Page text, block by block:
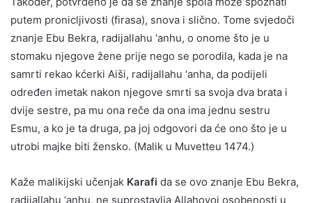
putem pronicljivosti (firasa), snova i slično. Tome svjedoči
znanje Ebu Bekra, radijallahu ‘anhu, o onome što je u
stomaku njegove žene prije nego se porodila, kada je na
samrti rekao kćerki Aiši, radijallahu ‘anha, da podijeli
određen imetak nakon njegove smrti sa svoja dva brata i
dvije sestre, pa mu ona reče da ona ima jednu sestru
Esmu, a ko je ta druga, pa joj odgovori da će ono što je u
utrobi majke biti žensko. (Malik u Muvetteu 1474.)
Kaže malikijski učenjak Karafi da se ovo znanje Ebu Bekra,
radijallahu ‘anhu, ne suprostavlja Allahovoj osobenosti u